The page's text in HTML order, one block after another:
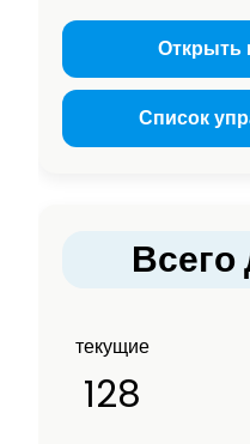
Открыть
Список
Всего
текущие
128